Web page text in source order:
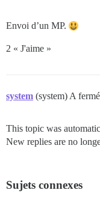
Envoi d’un MP.
2 « J'aime »
system (system) A
This topic was
New replies are no
Sujets connexes